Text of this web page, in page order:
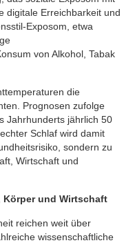
digitale Erreichbarkeit und
Exposom, etwa
von Alkohol, Tabak
die
Prognosen zufolge
Jahrhunderts jährlich 50
Schlaf wird damit
sondern zu
Wirtschaft und
Körper und Wirtschaft
reichen weit über
wissenschaftliche